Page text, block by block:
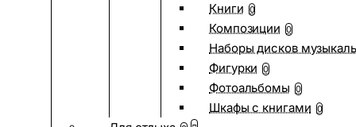
Книги 0
Композиции 0
Наборы дисков
Фигурки 0
Фотоальбомы 0
Шкафы с книгами 0